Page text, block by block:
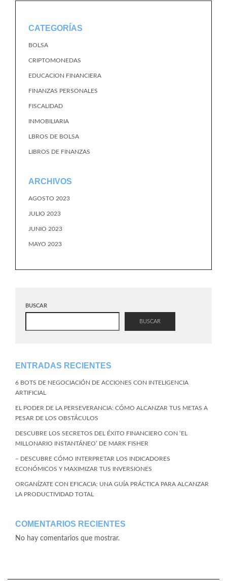
CATEGORÍAS
BOLSA
CRIPTOMONEDAS
EDUCACION FINANCIERA
FINANZAS PERSONALES
FISCALIDAD
INMOBILIARIA
LBROS DE BOLSA
LIBROS DE FINANZAS
ARCHIVOS
AGOSTO 2023
JULIO 2023
JUNIO 2023
MAYO 2023
BUSCAR
BUSCAR
ENTRADAS RECIENTES
6 BOTS DE NEGOCIACIÓN DE ACCIONES CON INTELIGENCIA
ARTIFICIAL
EL PODER DE LA PERSEVERANCIA: CÓMO ALCANZAR TUS METAS A
PESAR DE LOS OBSTÁCULOS
DESCUBRE LOS SECRETOS DEL ÉXITO FINANCIERO CON ‘EL
MILLONARIO INSTANTÁNEO’ DE MARK FISHER
– DESCUBRE CÓMO INTERPRETAR LOS INDICADORES
ECONÓMICOS Y MAXIMIZAR TUS INVERSIONES
ORGANÍZATE CON EFICACIA: UNA GUÍA PRÁCTICA PARA ALCANZAR
LA PRODUCTIVIDAD TOTAL
COMENTARIOS RECIENTES
No hay comentarios que mostrar.